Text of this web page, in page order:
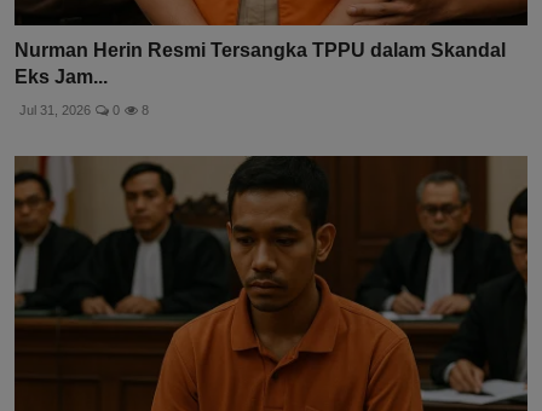
Nurman Herin Resmi Tersangka TPPU dalam Skandal
Eks Jam...
Jul 31, 2026 0 8